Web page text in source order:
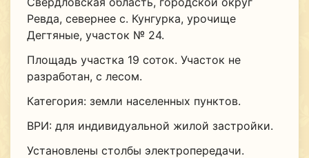
Ревда, севернее с. Кунгурка, урочище
Дегтяные, участок № 24.
Площадь участка 19 соток. Участок не
разработан, с лесом.
Категория: земли населенных пунктов.
ВРИ: для индивидуальной жилой застройки.
Установлены столбы электропередачи.